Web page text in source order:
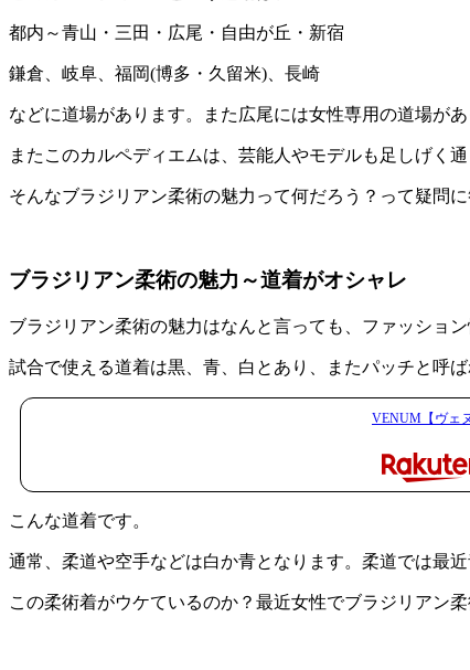
都内～青山・三田・広尾・自由が丘・新宿
鎌倉、岐阜、福岡(博多・久留米)、長崎
などに道場があります。また広尾には女性専用の道場が
またこのカルペディエムは、芸能人やモデルも足しげく
そんなブラジリアン柔術の魅力って何だろう？って疑問
ブラジリアン柔術の魅力～道着がオシャレ
ブラジリアン柔術の魅力はなんと言っても、ファッション
試合で使える道着は黒、青、白とあり、またパッチと呼
VENUM【ヴェ
こんな道着です。
通常、柔道や空手などは白か青となります。柔道では最
この柔術着がウケているのか？最近女性でブラジリアン